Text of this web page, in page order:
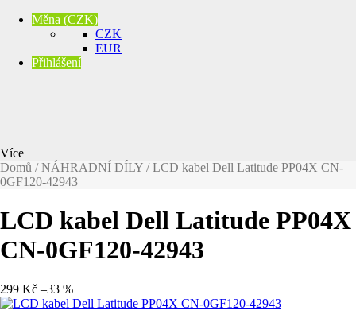
Měna (CZK)
CZK
EUR
Přihlášení
Více
Domů / NÁHRADNÍ DÍLY / LCD kabel Dell Latitude PP04X CN-
0GF120-42943
LCD kabel Dell Latitude PP04X
CN-0GF120-42943
299 Kč –33 %